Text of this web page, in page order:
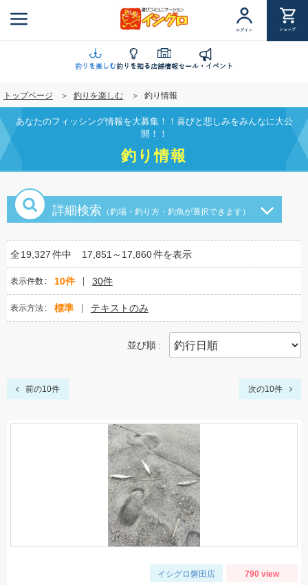
ン
に
移
動
ログイン ショップ
釣りを楽しむ釣りを知る店舗情報セール・イベント
トップページ 釣りを楽しむ 釣り情報
あなたのフィッシング情報を大募集！！喜びと悲しみをみんなに大公
開！！
釣り情報
詳細検索 （釣場・釣り方・釣魚が選択できます）
全19,327件中 17,851～17,860件を表示
表示件数 10件 30件
表示方法 標準 テキストのみ
並び順
前の10件 次の10件
イシグロ磐田店 790 view